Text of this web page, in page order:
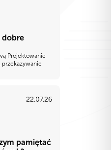
dobre
Projektowanie
przekazywanie
22.07.26
pamiętać